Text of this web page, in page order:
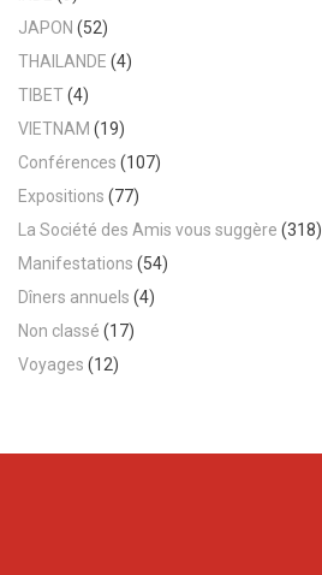
JAPON (52)
THAILANDE (4)
TIBET(4)
VIETNAM (19)
Conférences (107)
Expositions (77)
La Société des Amis vous suggère (318)
Manifestations (54)
Dîners annuels (4)
Non classé (17)
Voyages (12)